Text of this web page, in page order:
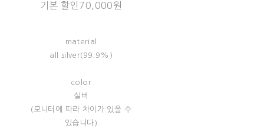
기본 할인 70,000원
material
all silver(99.9%)
color
실버
(모니터에 따라 차이가 있을 수
있습니다)